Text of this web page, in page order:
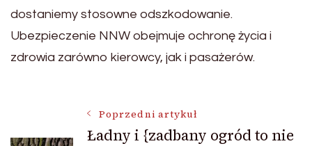
dostaniemy stosowne odszkodowanie.
Ubezpieczenie NNW obejmuje ochronę życia i
zdrowia zarówno kierowcy, jak i pasażerów.
NawigacjaPoprzedni artykuł
Ładny i {zadbany ogród to nie